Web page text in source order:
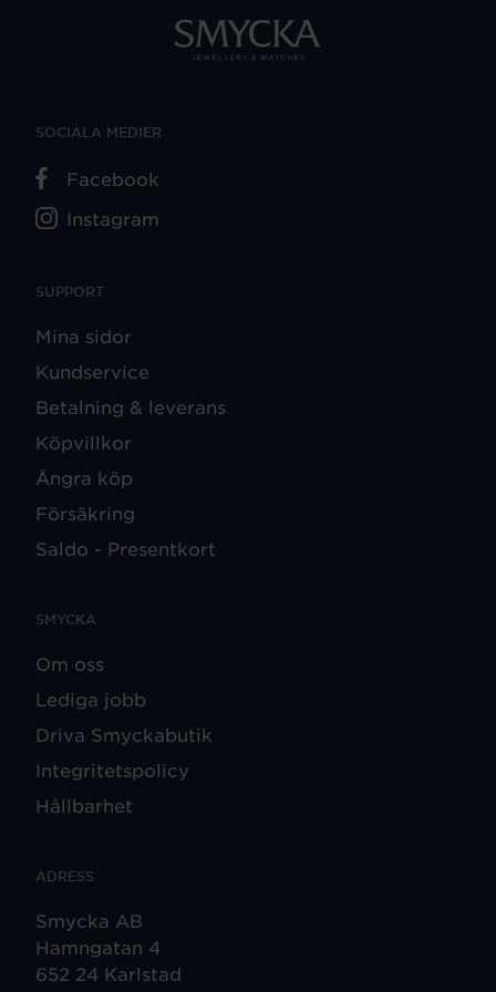
SUPPORT
Mina sidor
Kundservice
Betalning & leverans
Köpvillkor
Ångra köp
Försäkring
Saldo - Presentkort
SMYCKA
Om oss
Lediga jobb
Driva Smyckabutik
Integritetspolicy
Hållbarhet
ADRESS
Smycka AB
Hamngatan 4
652 24 Karlstad
SOCIALA MEDIER
Facebook
Instagram